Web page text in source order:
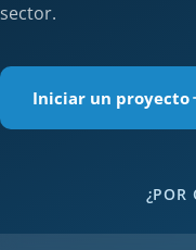
sector.
Iniciar un proyecto
¿POR